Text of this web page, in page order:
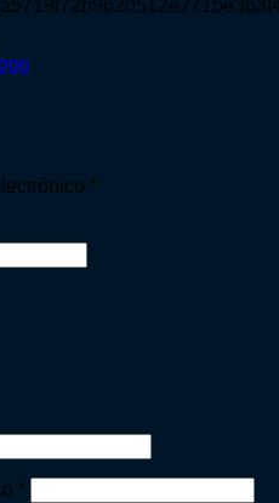
*Obligatorio
*Obligatorio